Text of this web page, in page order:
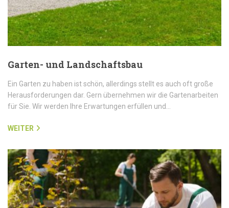
Garten- und Landschaftsbau
Ein Garten zu haben ist schön, allerdings stellt es auch oft große
Herausforderungen dar. Gern übernehmen wir die Gartenarbeiten
für Sie. Wir werden Ihre Erwartungen erfüllen und…
WEITER